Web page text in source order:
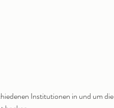
Institutionen in und um die